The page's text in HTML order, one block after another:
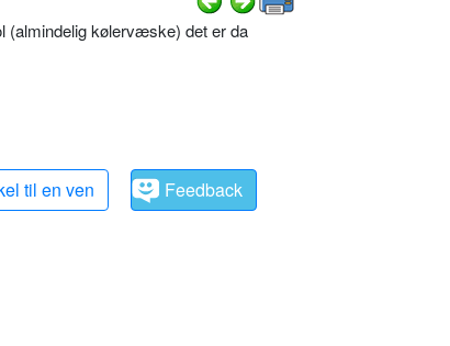
(almindelig kølervæske) det er da
til en ven Feedback